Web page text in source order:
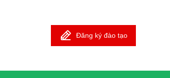
Đăng ký đào tạo